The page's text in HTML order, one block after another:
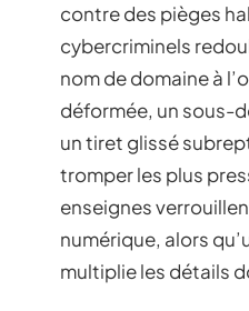
contre des pièges
cybercriminels
nom de domaine à
déformée, un sous-
un tiret glissé
tromper les plus
enseignes
numérique, alors
multiplie les détails